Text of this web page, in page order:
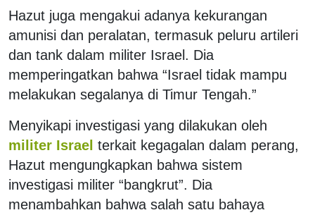
Hazut juga mengakui adanya kekurangan
amunisi dan peralatan, termasuk peluru artileri
dan tank dalam militer Israel. Dia
memperingatkan bahwa “Israel tidak mampu
melakukan segalanya di Timur Tengah.”
Menyikapi investigasi yang dilakukan oleh
militer Israel terkait kegagalan dalam perang,
Hazut mengungkapkan bahwa sistem
investigasi militer “bangkrut”. Dia
menambahkan bahwa salah satu bahaya